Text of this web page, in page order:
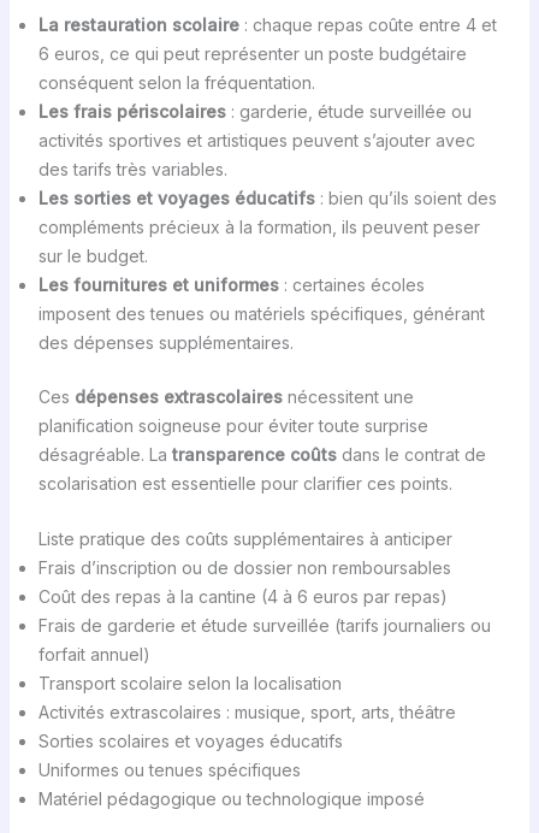
La restauration scolaire: chaque repas coûte entre 4 et
6 euros, ce qui peut représenter un poste budgétaire
conséquent selon la fréquentation.
Les frais périscolaires: garderie, étude surveillée ou
activités sportives et artistiques peuvent s’ajouter avec
des tarifs très variables.
Les sorties et voyages éducatifs: bien qu’ils soient des
compléments précieux à la formation, ils peuvent peser
sur le budget.
Les fournitures et uniformes: certaines écoles
imposent des tenues ou matériels spécifiques, générant
des dépenses supplémentaires.
Ces dépenses extrascolairesnécessitent une
planification soigneuse pour éviter toute surprise
désagréable. La transparence coûtsdans le contrat de
scolarisation est essentielle pour clarifier ces points.
Liste pratique des coûts supplémentaires à anticiper
Frais d’inscription ou de dossier non remboursables
Coût des repas à la cantine (4 à 6 euros par repas)
Frais de garderie et étude surveillée (tarifs journaliers ou
forfait annuel)
Transport scolaire selon la localisation
Activités extrascolaires : musique, sport, arts, théâtre
Sorties scolaires et voyages éducatifs
Uniformes ou tenues spécifiques
Matériel pédagogique ou technologique imposé